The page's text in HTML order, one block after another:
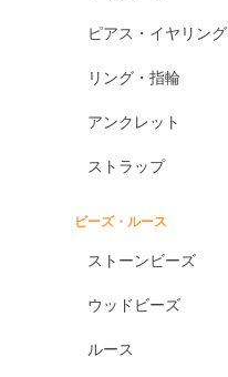
ピアス・イヤリング
リング・指輪
アンクレット
ストラップ
ビーズ・ルース
ストーンビーズ
ウッドビーズ
ルース